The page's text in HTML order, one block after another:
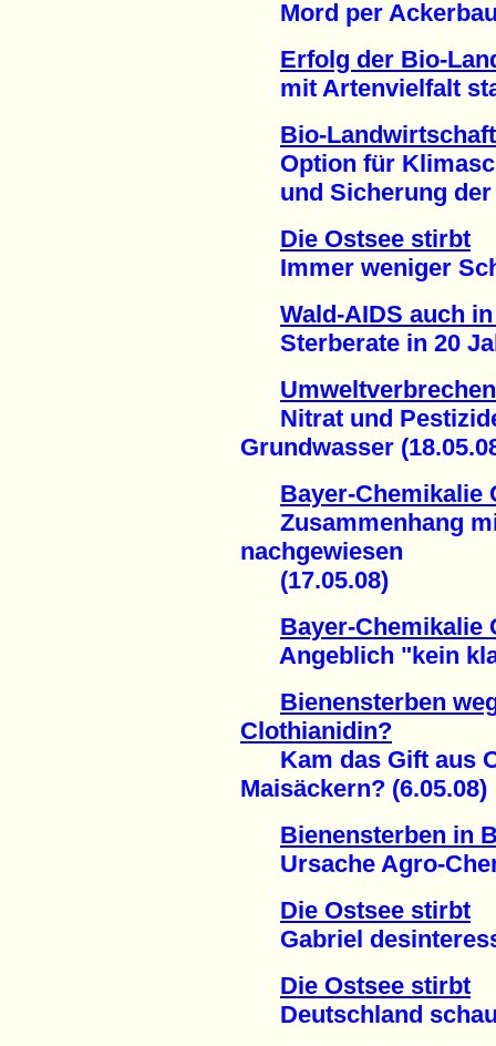
Mord per Ackerbau
Erfolg der Bio-
mit Artenvielfalt
Bio-Landwirtschaft
Option für
und Sicherung der
Die Ostsee stirbt
Immer weniger
Wald-AIDS auch
Sterberate in 20
Nitrat und
Grundwasser
Bayer-Chemikalie
Zusammenhang
nachgewiesen
(17.05.08)
Bayer-Chemikalie
Angeblich "kein
Bienensterben
Clothianidin?
Kam das Gift aus
Maisäckern? (6.05.08)
Bienensterben in
Ursache Agro-
Die Ostsee stirbt
Gabriel
Die Ostsee stirbt
Deutschland